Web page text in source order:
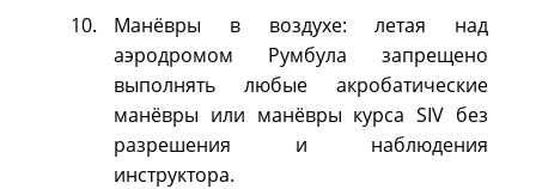
Манёвры в воздухе: летая над
аэродромом Румбула запрещено
выполнять любые акробатические
манёвры или манёвры курса SIV без
разрешения и наблюдения
инструктора.